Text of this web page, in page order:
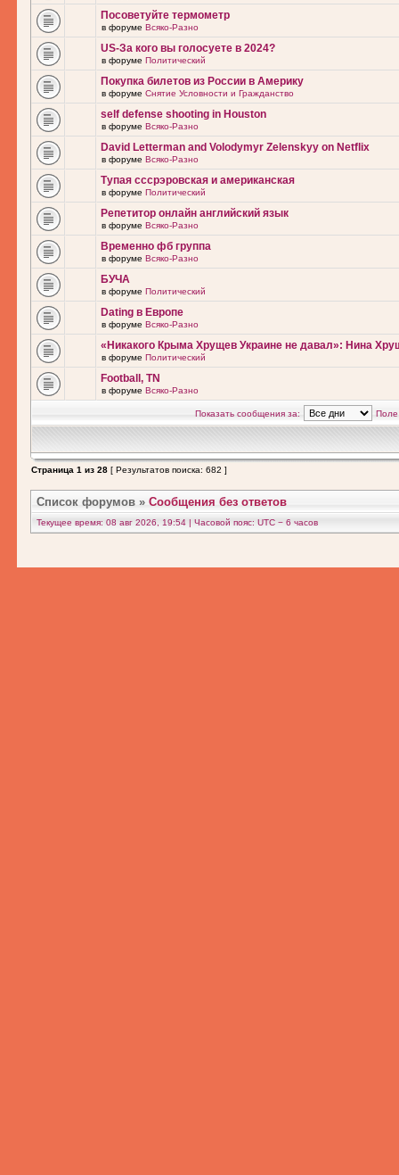
Посоветуйте термометр
в форуме Всяко-Разно
US-За кого вы голосуете в 2024?
в форуме Политический
Покупка билетов из России в Америку
в форуме Снятие Условности и Гражданство
self defense shooting in Houston
в форуме Всяко-Разно
David Letterman and Volodymyr Zelenskyy on Netflix
в форуме Всяко-Разно
Тупая сссрэровская и американская
в форуме Политический
Репетитор онлайн английский язык
в форуме Всяко-Разно
Временно фб группа
в форуме Всяко-Разно
БУЧА
в форуме Политический
Dating в Европе
в форуме Всяко-Разно
«Никакого Крыма Хрущев Украине не давал»: Нина
в форуме Политический
Football, TN
в форуме Всяко-Разно
Показать сообщения за: Поле
Страница 1 из 28 [ Результатов поиска: 682 ]
Список форумов » Сообщения без ответов
Текущее время: 08 авг 2026, 19:54 | Часовой пояс: UTC − 6 часов